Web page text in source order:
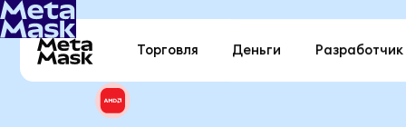
Торговля Деньги Разработчик